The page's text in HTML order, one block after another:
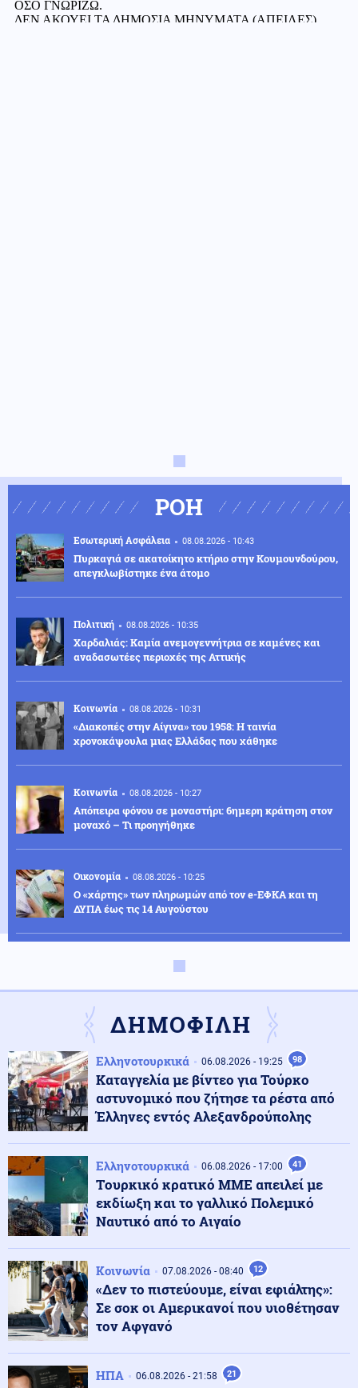
ΡΟΗ
Εσωτερική Ασφάλεια 08.08.2026 - 10:43
Πυρκαγιά σε ακατοίκητο κτήριο στην Κουμουνδούρου,
απεγκλωβίστηκε ένα άτομο
Πολιτική 08.08.2026 - 10:35
Χαρδαλιάς: Καμία ανεμογεννήτρια σε καμένες και
αναδασωτέες περιοχές της Αττικής
Κοινωνία 08.08.2026 - 10:31
«Διακοπές στην Αίγινα» του 1958: Η ταινία
χρονοκάψουλα μιας Ελλάδας που χάθηκε
Κοινωνία 08.08.2026 - 10:27
Απόπειρα φόνου σε μοναστήρι: 6ημερη κράτηση στον
μοναχό – Τι προηγήθηκε
Οικονομία 08.08.2026 - 10:25
Ο «χάρτης» των πληρωμών από τον e-ΕΦΚΑ και τη
ΔΥΠΑ έως τις 14 Αυγούστου
08.08.2026 - 10:22
τραυματίστηκε με ηλεκτρικό πατίνι - Παραμένει
διασωληνωμένος
Πνευματικά ωφέλιμα
Άγιος Αιμιλιανός Επίσκοπος Κυζίκου ο Ομολογητής
Κόσμος
Θάλασσα – Αυξημένα ναύλα και ασφάλιστρα πολέμου
Κοινωνία 08.08.2026 - 09:58
Τέλος οι πινακίδες αυτοκινήτων στην Ελλάδα
Κόσμος 08.08.2026 - 09:53
Συνετρίβη πυροσβεστικό ελικόπτερο ενώ επιχειρούσε
σε μεγάλη δασική πυρκαγιά στη Γιούτα
ΔΗΜΟΦΙΛΗ
Ελληνοτουρκικά 06.08.2026 - 19:25 98
Καταγγελία με βίντεο για Τούρκο
αστυνομικό που ζήτησε τα ρέστα από
Έλληνες εντός Αλεξανδρούπολης
Ελληνοτουρκικά 06.08.2026 - 17:00 41
Tουρκικό κρατικό ΜΜΕ απειλεί με
εκδίωξη και το γαλλικό Πολεμικό
Ναυτικό από το Αιγαίο
Κοινωνία 07.08.2026 - 08:40 12
«Δεν το πιστεύουμε, είναι εφιάλτης»:
Σε σοκ οι Αμερικανοί που υιοθέτησαν
τον Αφγανό
ΗΠΑ 06.08.2026 - 21:58 21